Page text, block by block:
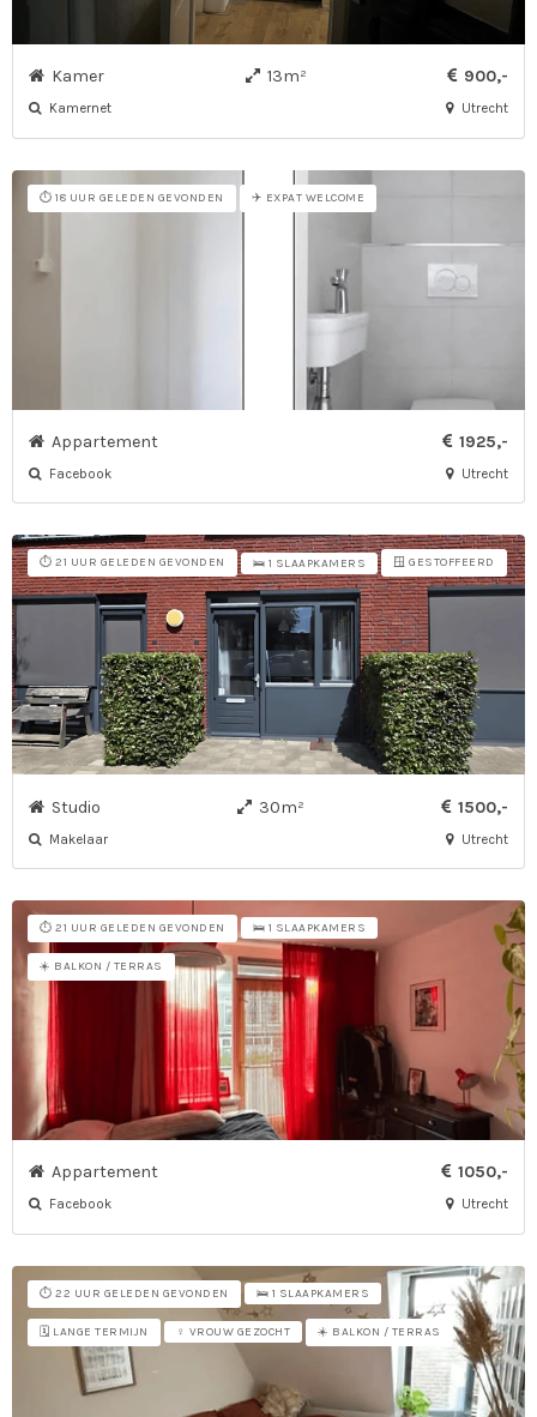
Kamer 13m² 900,-
Kamernet Utrecht
⏱️ 18 UUR GELEDEN GEVONDEN ✈️ EXPAT WELCOME
Appartement 1925,-
Facebook Utrecht
⏱️ 21 UUR GELEDEN GEVONDEN 🛌 1 SLAAPKAMERS 🪟 GESTOFFEERD
Studio 30m² 1500,-
Makelaar Utrecht
⏱️ 21 UUR GELEDEN GEVONDEN 🛌 1 SLAAPKAMERS
☀️ BALKON / TERRAS
Appartement 1050,-
Facebook Utrecht
⏱️ 22 UUR GELEDEN GEVONDEN 🛌 1 SLAAPKAMERS
🗓️ LANGE TERMIJN ♀ VROUW GEZOCHT ☀️ BALKON / TERRAS